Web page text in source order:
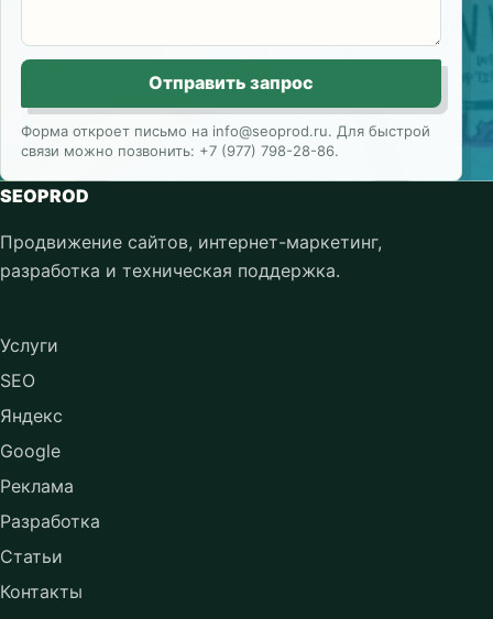
Отправить запрос
Форма откроет письмо на info@seoprod.ru. Для быстрой
связи можно позвонить: +7 (977) 798-28-86.
SEOPROD
Продвижение сайтов, интернет-маркетинг,
разработка и техническая поддержка.
Услуги
SEO
Яндекс
Google
Реклама
Разработка
Статьи
Контакты